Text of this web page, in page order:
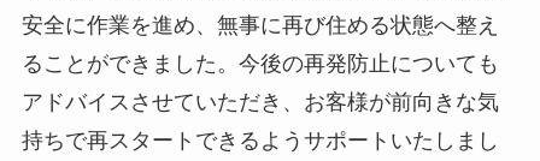
安全に作業を進め、無事に再び住める状態へ整え
ることができました。今後の再発防止についても
アドバイスさせていただき、お客様が前向きな気
持ちで再スタートできるようサポートいたしまし